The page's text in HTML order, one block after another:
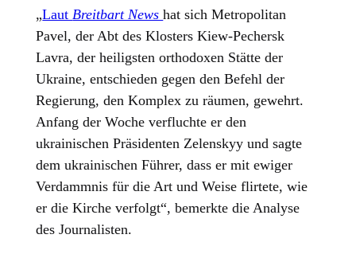
„LautBreitbart Newshat sich Metropolitan
Pavel, der Abt des Klosters Kiew-Pechersk
Lavra, der heiligsten orthodoxen Stätte der
Ukraine, entschieden gegen den Befehl der
Regierung, den Komplex zu räumen, gewehrt.
Anfang der Woche verfluchte er den
ukrainischen Präsidenten Zelenskyy und sagte
dem ukrainischen Führer, dass er mit ewiger
Verdammnis für die Art und Weise flirtete, wie
er die Kirche verfolgt“, bemerkte die Analyse
des Journalisten.